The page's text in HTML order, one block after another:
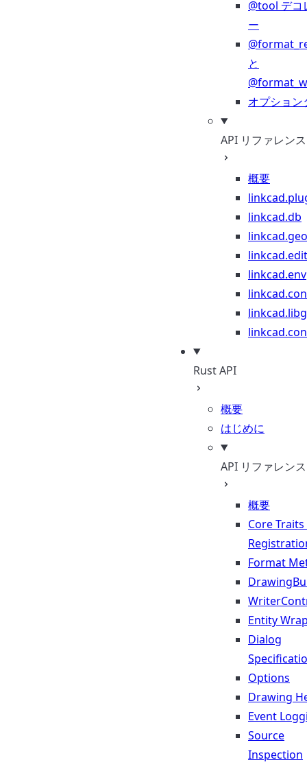
@tool デコ
ー
と
オプション
API リファレンス
概要
linkcad.db
linkcad.edit
linkcad.env
Rust API
概要
はじめに
API リファレンス
概要
Core
Format
Entity
Dialog
Options
Drawing
Event
Source
Inspection